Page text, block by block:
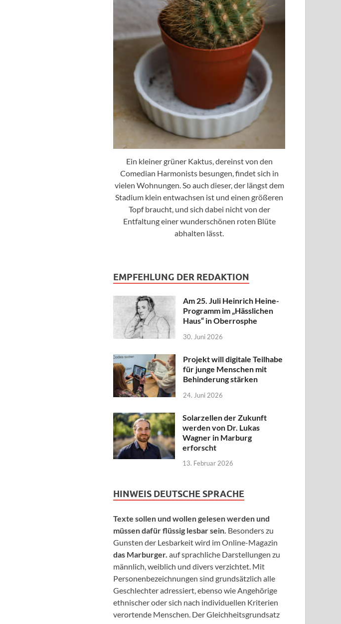
Ein kleiner grüner Kaktus, dereinst von den
Comedian Harmonists besungen, findet sich in
vielen Wohnungen. So auch dieser, der längst dem
Stadium klein entwachsen ist und einen größeren
Topf braucht, und sich dabei nicht von der
Entfaltung einer wunderschönen roten Blüte
abhalten lässt.
EMPFEHLUNG DER REDAKTION
Am 25. Juli Heinrich Heine-
Programm im „Hässlichen
Haus“ in Oberrosphe
30. Juni 2026
Projekt will digitale Teilhabe
für junge Menschen mit
Behinderung stärken
24. Juni 2026
Solarzellen der Zukunft
werden von Dr. Lukas
Wagner in Marburg
erforscht
13. Februar 2026
HINWEIS DEUTSCHE SPRACHE
Texte sollen und wollen gelesen werden und
müssen dafür flüssig lesbar sein. Besonders zu
Gunsten der Lesbarkeit wird im Online-Magazin
das Marburger. auf sprachliche Darstellungen zu
männlich, weiblich und divers verzichtet. Mit
Personenbezeichnungen sind grundsätzlich alle
Geschlechter adressiert, ebenso wie Angehörige
ethnischer oder sich nach individuellen Kriterien
verortende Menschen. Der Gleichheitsgrundsatz